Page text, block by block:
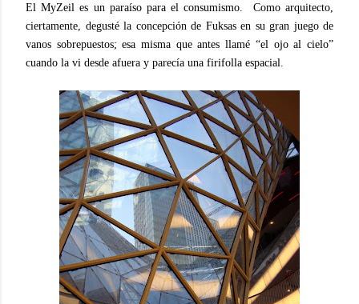
El MyZeil es un paraíso para el consumismo.
Como arquitecto,
ciertamente, degusté la concepción de Fuksas en su gran juego de
vanos sobrepuestos; esa misma que antes llamé “el ojo al cielo”
cuando la vi desde afuera y parecía una firifolla espacial.